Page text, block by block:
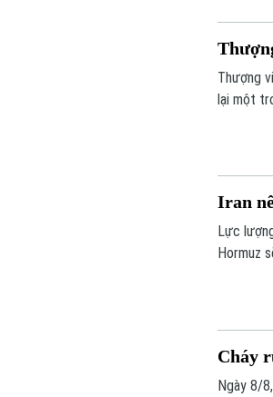
Thượng
lại một
Iran
Lực
Hormuz
Cháy
Ngày 8/